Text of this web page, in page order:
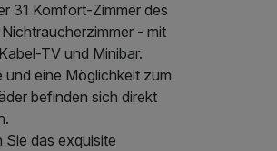
31 Komfort-Zimmer des
- mit
TV und Minibar.
und eine Möglichkeit zum
befinden sich direkt
Sie das exquisite